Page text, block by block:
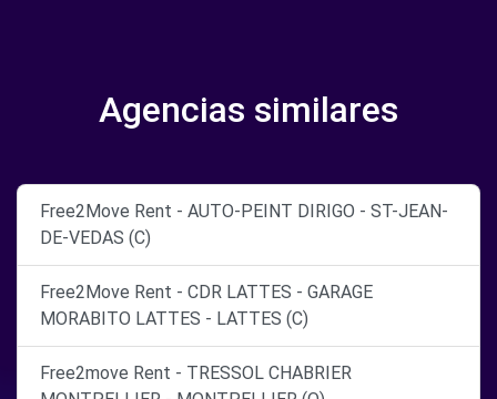
Agencias similares
Free2Move Rent - AUTO-PEINT DIRIGO - ST-JEAN-
DE-VEDAS (C)
Free2Move Rent - CDR LATTES - GARAGE
MORABITO LATTES - LATTES (C)
Free2move Rent - TRESSOL CHABRIER